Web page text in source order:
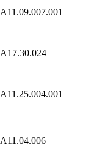
A11.09.007.001
A17.30.024
A11.25.004.001
A11.04.006